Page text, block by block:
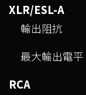
XLR/ESL-A
輸出阻抗
最大輸出電平
RCA